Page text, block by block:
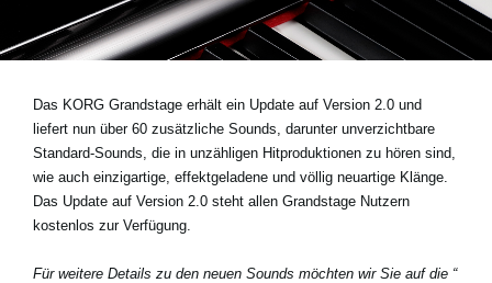
Neuigkeiten
Social Media
Über KORG
Das KORG Grandstage erhält ein Update auf Version 2.0 und
liefert nun über 60 zusätzliche Sounds, darunter unverzichtbare
Standard-Sounds, die in unzähligen Hitproduktionen zu hören sind,
wie auch einzigartige, effektgeladene und völlig neuartige Klänge.
Das Update auf Version 2.0 steht allen Grandstage Nutzern
kostenlos zur Verfügung.
Für weitere Details zu den neuen Sounds möchten wir Sie auf die “